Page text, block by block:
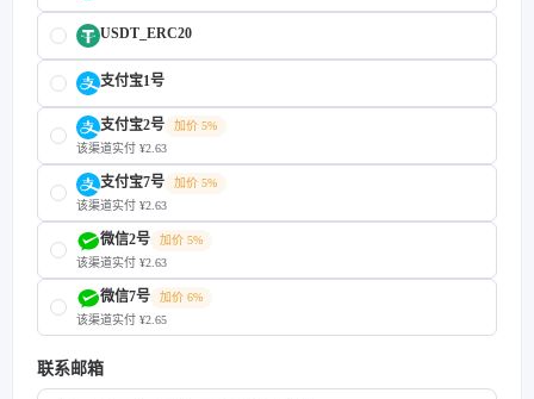
USDT_ERC20
支付宝1号
支付宝2号
加价 5%
该渠道实付 ¥2.63
支付宝7号
加价 5%
该渠道实付 ¥2.63
微信2号
加价 5%
该渠道实付 ¥2.63
微信7号
加价 6%
该渠道实付 ¥2.65
联系邮箱